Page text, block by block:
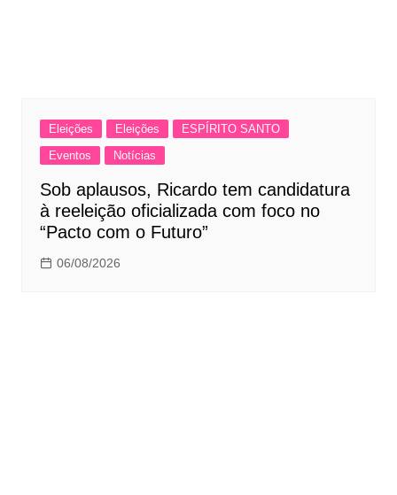
Eleições Eleições
ESPÍRITO SANTO
Eventos
Notícias
Sob aplausos, Ricardo tem candidatura
à reeleição oficializada com foco no
“Pacto com o Futuro”
06/08/2026